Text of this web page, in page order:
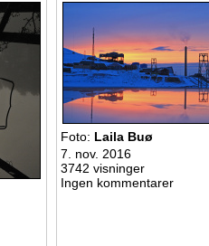
Foto: Laila Buø
7. nov. 2016
3742 visninger
Ingen kommentarer